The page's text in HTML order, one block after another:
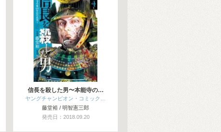
信長を殺した男〜本能寺の…
ヤングチャンピオン・コミック…
藤堂裕 / 明智憲三郎
発売日：2018.09.20